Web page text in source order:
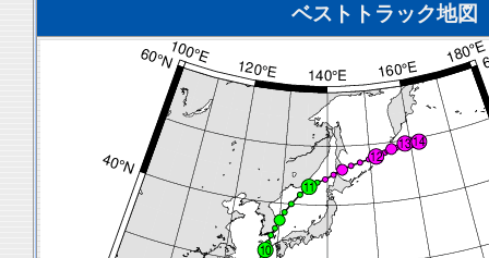
ベストトラック地図